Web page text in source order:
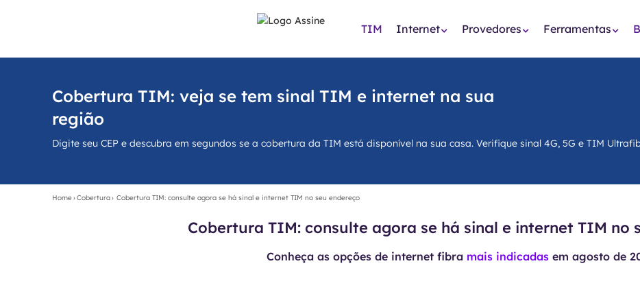
TIM Internet Provedores Ferramentas
Cobertura TIM: veja se tem sinal TIM e internet na sua
região
Digite seu CEP e descubra em segundos se a cobertura da TIM está disponível na sua casa. Verifique sinal 4G, 5G e TIM
Home›Cobertura› Cobertura TIM: consulte agora se há sinal e internet TIM no seu endereço
Cobertura TIM: consulte agora se há sinal e internet TIM no
Conheça as opções de internet fibra mais indicadasem agosto de